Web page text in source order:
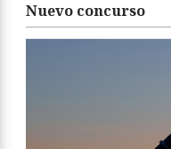
Nuevo concurso